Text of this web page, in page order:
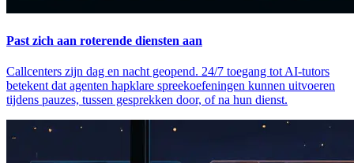
Past zich aan roterende diensten aan
Callcenters zijn dag en nacht geopend. 24/7 toegang tot AI-tutors
betekent dat agenten hapklare spreekoefeningen kunnen uitvoeren
tijdens pauzes, tussen gesprekken door, of na hun dienst.